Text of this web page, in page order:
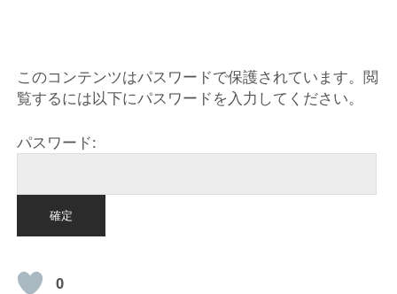
このコンテンツはパスワードで保護されています。閲
覧するには以下にパスワードを入力してください。
パスワード:
0